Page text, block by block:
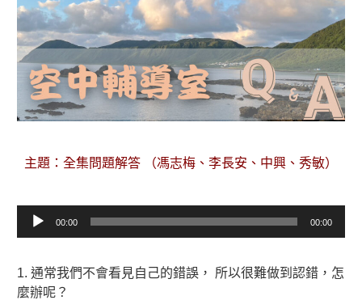
主題：全集問題解答 （馮志梅、李長安、中興、秀敏）
放
器
00:00 00:00
1. 通常我們不會看見自己的錯誤， 所以很難做到認錯，怎
麼辦呢？